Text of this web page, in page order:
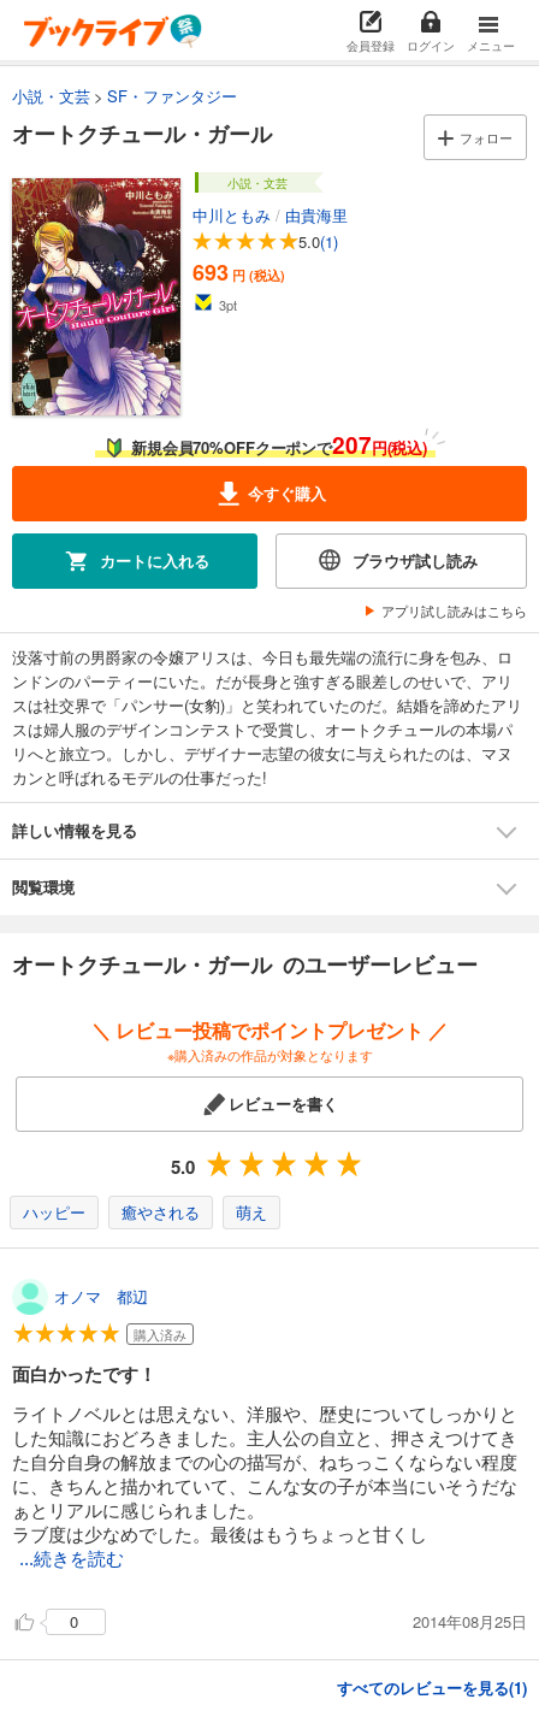
会員登録 ログイン メニュー
小説・文芸 SF・ファンタジー
オートクチュール・ガール フォロー
小説・文芸
中川ともみ / 由貴海里
5.0(1)
693 円 (税込)
3pt
新規会員70%OFFクーポンで207円(税込)
今すぐ購入
カートに入れる ブラウザ試し読み
アプリ試し読みはこちら
没落寸前の男爵家の令嬢アリスは、今日も最先端の流行に身を包み、ロ
ンドンのパーティーにいた。だが長身と強すぎる眼差しのせいで、アリ
スは社交界で「パンサー(女豹)」と笑われていたのだ。結婚を諦めたアリ
スは婦人服のデザインコンテストで受賞し、オートクチュールの本場パ
リへと旅立つ。しかし、デザイナー志望の彼女に与えられたのは、マヌ
カンと呼ばれるモデルの仕事だった!
詳しい情報を見る
閲覧環境
オートクチュール・ガール のユーザーレビュー
＼ レビュー投稿でポイントプレゼント ／
※購入済みの作品が対象となります
レビューを書く
5.0
ハッピー 癒やされる 萌え
オノマ 都辺
購入済み
面白かったです！
ライトノベルとは思えない、洋服や、歴史についてしっかりと
した知識におどろきました。主人公の自立と、押さえつけてき
た自分自身の解放までの心の描写が、ねちっこくならない程度
に、きちんと描かれていて、こんな女の子が本当にいそうだな
ぁとリアルに感じられました。
ラブ度は少なめでした。最後はもうちょっと甘くし
...続きを読む
0 2014年08月25日
すべてのレビューを見る(1)